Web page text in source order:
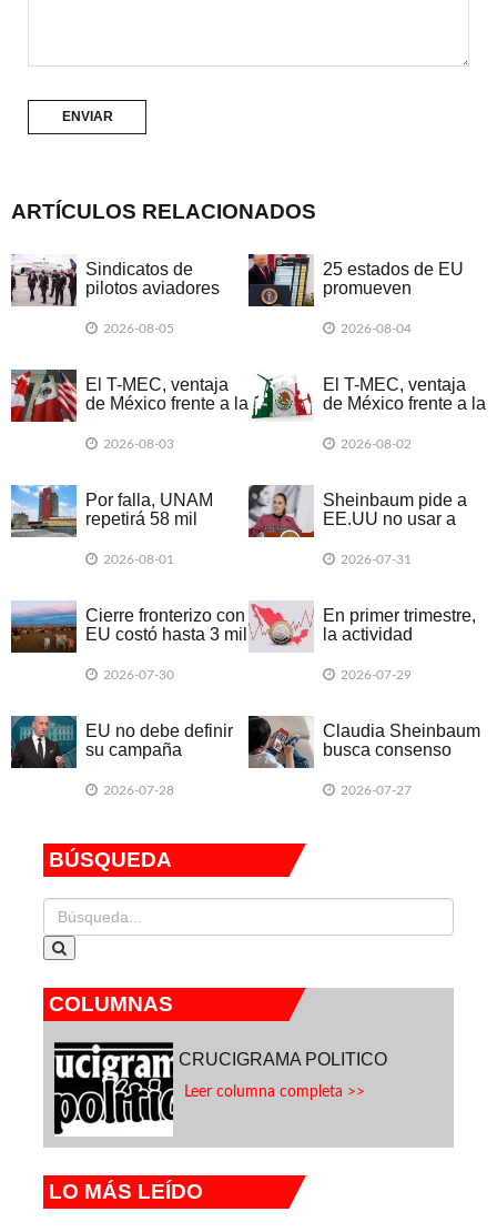
ARTÍCULOS RELACIONADOS
Sindicatos de
pilotos aviadores
incluirlos en
2026-08-05
25 estados de EU
promueven
por nuevos
2026-08-04
El T-MEC, ventaja
de México frente a la
2026-08-03
El T-MEC, ventaja
de México frente a la
2026-08-02
Por falla, UNAM
repetirá 58 mil
presencial
2026-08-01
Sheinbaum pide a
EE.UU no usar a
electoral
2026-07-31
Cierre fronterizo con
EU costó hasta 3 mil
2026-07-30
En primer trimestre,
la actividad
en 20 entidades
2026-07-29
EU no debe definir
su campaña
México, dice
2026-07-28
Claudia Sheinbaum
busca consenso
de celulares y redes
2026-07-27
BÚSQUEDA
COLUMNAS
CRUCIGRAMA POLITICO
Leer columna completa >>
LO MÁS LEÍDO